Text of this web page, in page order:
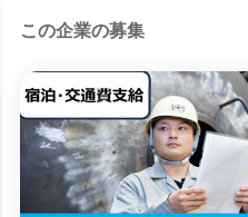
この企業の募集